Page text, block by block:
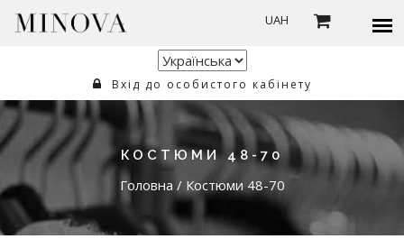
UAH
Вхід до особистого кабінету
КОСТЮМИ 48-70
Головна / Костюми 48-70